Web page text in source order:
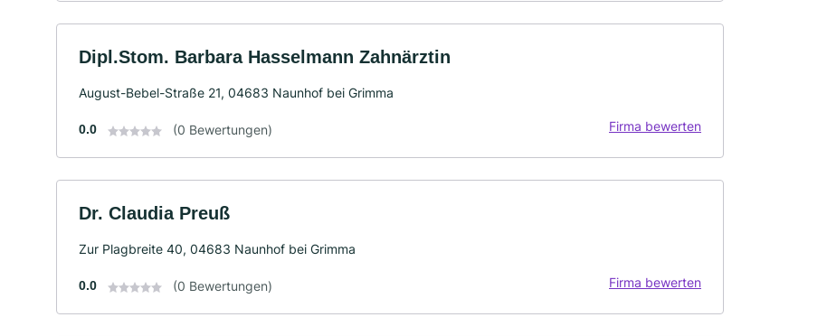
Dipl.Stom. Barbara Hasselmann Zahnärztin
August-Bebel-Straße 21, 04683 Naunhof bei Grimma
0.0 (0 Bewertungen) Firma bewerten
Dr. Claudia Preuß
Zur Plagbreite 40, 04683 Naunhof bei Grimma
0.0 (0 Bewertungen) Firma bewerten